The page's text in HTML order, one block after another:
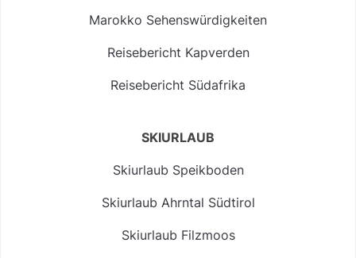
Marokko Sehenswürdigkeiten
Reisebericht Kapverden
Reisebericht Südafrika
SKIURLAUB
Skiurlaub Speikboden
Skiurlaub Ahrntal Südtirol
Skiurlaub Filzmoos